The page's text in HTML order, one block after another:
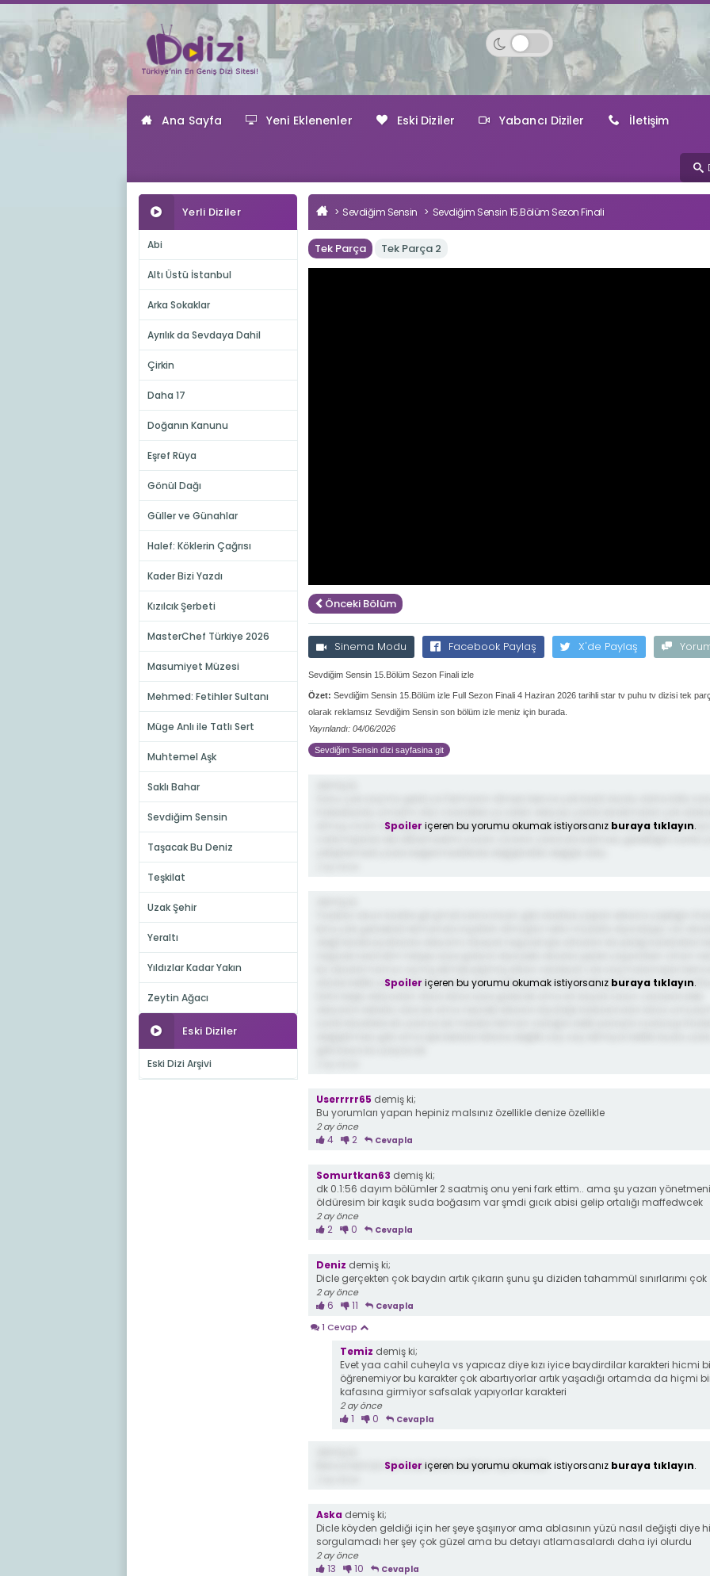
Ana Sayfa Yeni Eklenenler Eski Diziler Yabancı Diziler İletişim
Yerli Diziler
Abi
Altı Üstü İstanbul
Arka Sokaklar
Ayrılık da Sevdaya Dahil
Çirkin
Daha 17
Doğanın Kanunu
Eşref Rüya
Gönül Dağı
Güller ve Günahlar
Halef: Köklerin Çağrısı
Kader Bizi Yazdı
Kızılcık Şerbeti
MasterChef Türkiye 2026
Masumiyet Müzesi
Mehmed: Fetihler Sultanı
Müge Anlı ile Tatlı Sert
Muhtemel Aşk
Saklı Bahar
Sevdiğim Sensin
Taşacak Bu Deniz
Teşkilat
Uzak Şehir
Yeraltı
Yıldızlar Kadar Yakın
Zeytin Ağacı
Eski Diziler
Eski Dizi Arşivi
Sevdiğim Sensin Sevdiğim Sensin 15.Bölüm Sezon Finali
Tek Parça Tek Parça 2
Önceki Bölüm
Sinema Modu Facebook Paylaş X'de Paylaş
Sevdiğim Sensin 15.Bölüm Sezon Finali izle
Özet: Sevdiğim Sensin 15.Bölüm izle Full Sezon Finali 4 Haziran 2026 tarihli star tv puhu tv dizisi tek
olarak reklamsız Sevdiğim Sensin son bölüm izle meniz için burada.
Yayınlandı: 04/06/2026
Sevdiğim Sensin dizi sayfasina git
olmuş civan nerdeydi yani koskoca köyde kız yanlız daha önce dicleyi
Spoiler içeren bu yorumu okumak istiyorsanız buraya tıklayın.
dizide belliki yeni sezonda kadir yine hortlayacak fırsat kollayıp ferman yine
Spoiler içeren bu yorumu okumak istiyorsanız buraya tıklayın.
Userrrrr65 demiş ki;
Bu yorumları yapan hepiniz malsınız özellikle denize özellikle
2 ay önce
4 2 Cevapla
Somurtkan63 demiş ki;
dk 0.1:56 dayım bölümler 2 saatmiş onu yeni fark ettim.. ama şu yazarı yönetmeni
öldüresim bir kaşık suda boğasım var şmdi gıcık abisi gelip ortalığı maffedwcek
2 ay önce
2 0 Cevapla
Deniz demiş ki;
Dicle gerçekten çok baydın artık çıkarın şunu şu diziden tahammül sınırlarımı
2 ay önce
6 11 Cevapla
1 Cevap
Temiz demiş ki;
Evet yaa cahil cuheyla vs yapıcaz diye kızı iyice baydirdilar karakteri hicmi
öğrenemiyor bu karakter çok abartıyorlar artık yaşadığı ortamda da hiçmi
kafasına girmiyor safsalak yapıyorlar karakteri
2 ay önce
1 0 Cevapla
Bence ferman ölmicek dicle ve Erkan ayrılmıcak
Spoiler içeren bu yorumu okumak istiyorsanız buraya tıklayın.
Aska demiş ki;
Dicle köyden geldiği için her şeye şaşırıyor ama ablasının yüzü nasıl değişti diye
sorgulamadı her şey çok güzel ama bu detayı atlamasalardı daha iyi olurdu
2 ay önce
13 10 Cevapla